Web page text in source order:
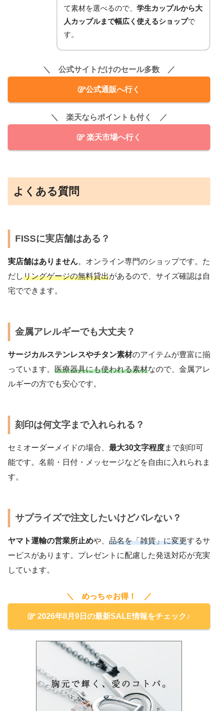
て素材を選べるので、 学生カップルから大
人カップルまで幅広く使えるショップで
す。
＼ 公式サイトだけのセール多数 ／
公式通販へ行く
＼ 楽天ならポイントも付く ／
楽天市場へ行く
よくある質問
FISSに実店舗はある？
実店舗はありません。オンライン専門のショップです。た
だしリングゲージの無料貸出があるので、サイズ確認は自
宅でできます。
金属アレルギーでも大丈夫？
サージカルステンレスやチタン素材のアイテムが豊富に揃
っています。 医療器具にも使われる素材なので、金属アレ
ルギーの方でも安心です。
刻印は何文字まで入れられる？
セミオーダーメイドの場合、 最大30文字程度まで刻印可
能です。名前・日付・メッセージなどを自由に入れられま
す。
サプライズで注文したいけどバレない？
ヤマト運輸の営業所止めや、 品名を「雑貨」に変更するサ
ービスがあります。プレゼントに配慮した発送対応が充実
しています。
＼ めっちゃお得！ ／
2026年8月9日の最新SALE情報をチェック♪